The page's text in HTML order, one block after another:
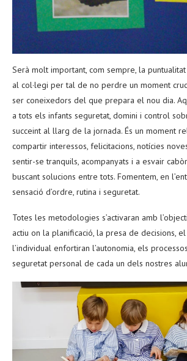
Serà molt important, com sempre, la puntualitat
al col·legi per tal de no perdre un moment
ser coneixedors del que prepara el nou dia.
a tots els infants seguretat, domini i control
succeint al llarg de la jornada. És un moment
compartir interessos, felicitacions, notícies
sentir-se tranquils, acompanyats i a esvair
buscant solucions entre tots. Fomentem, en
sensació d’ordre, rutina i seguretat.
Totes les metodologies s’activaran amb
actiu on la planificació, la presa de decisions,
l’individual enfortiran l’autonomia, els
seguretat personal de cada un dels nostres